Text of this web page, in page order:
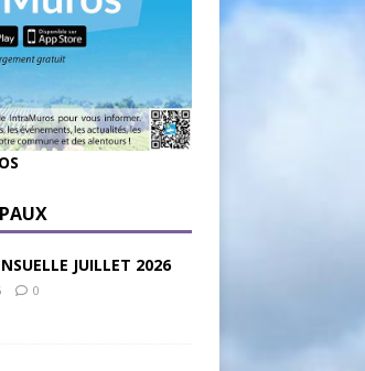
JUILLET 2026
0